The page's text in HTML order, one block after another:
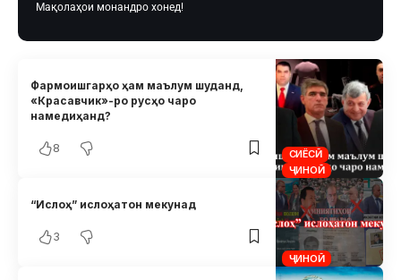
Мақолаҳои монандро хонед!
СИЁСӢ
ҶИНОӢ
Фармоишгарҳо ҳам маълум шуданд,
«Красавчик»-ро русҳо чаро
намедиҳанд?
8
ҶИНОӢ
“Ислоҳ” ислоҳатон мекунад
3